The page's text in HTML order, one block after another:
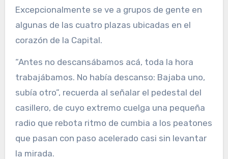
Excepcionalmente se ve a grupos de gente en
algunas de las cuatro plazas ubicadas en el
corazón de la Capital.
“Antes no descansábamos acá, toda la hora
trabajábamos. No había descanso: Bajaba uno,
subía otro”, recuerda al señalar el pedestal del
casillero, de cuyo extremo cuelga una pequeña
radio que rebota ritmo de cumbia a los peatones
que pasan con paso acelerado casi sin levantar
la mirada.